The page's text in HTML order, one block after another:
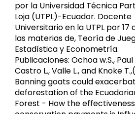
por la Universidad Técnica
Loja (UTPL)-Ecuador. Docente
Universitario en la UTPL por 17
las materias de, Teoría de
Estadística y Econometría.
Publicaciones: Ochoa w.S., Paul
Castro L., Valle L., and Knoke
Banning goats could
deforestation of the
Forest - How the